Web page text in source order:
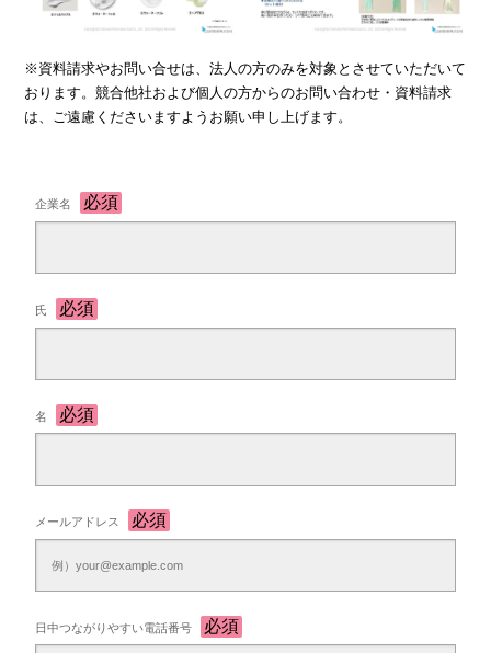
※資料請求やお問い合せは、法人の方のみを対象とさせていただいて
おります。競合他社および個人の方からのお問い合わせ・資料請求
は、ご遠慮くださいますようお願い申し上げます。
企業名
氏
名
メールアドレス
日中つながりやすい電話番号